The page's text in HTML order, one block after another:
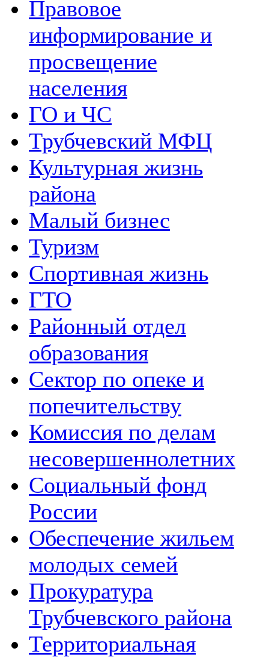
Правовое
информирование и
просвещение
населения
ГО и ЧС
Трубчевский МФЦ
Культурная жизнь
района
Малый бизнес
Туризм
Спортивная жизнь
ГТО
Районный отдел
образования
Сектор по опеке и
попечительству
Комиссия по делам
несовершеннолетних
Социальный фонд
России
Обеспечение жильем
молодых семей
Прокуратура
Трубчевского района
Территориальная